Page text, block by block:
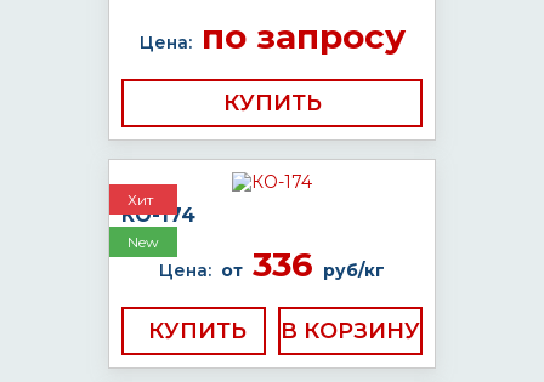
Цена:по запросу
КУПИТЬ
Хит
New
КО-174
Цена: от 336 руб/кг
КУПИТЬ